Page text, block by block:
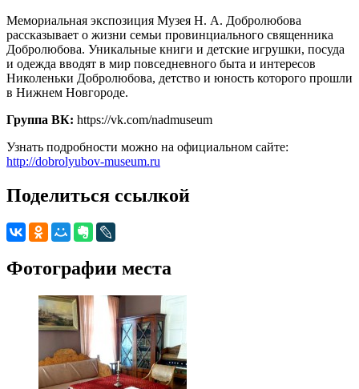
Мемориальная экспозиция Музея Н. А. Добролюбова
рассказывает о жизни семьи провинциального священника
Добролюбова. Уникальные книги и детские игрушки, посуда
и одежда вводят в мир повседневного быта и интересов
Николеньки Добролюбова, детство и юность которого прошли
в Нижнем Новгороде.
Группа ВК: https://vk.com/nadmuseum
Узнать подробности можно на официальном сайте:
http://dobrolyubov-museum.ru
Поделиться ссылкой
Фотографии места